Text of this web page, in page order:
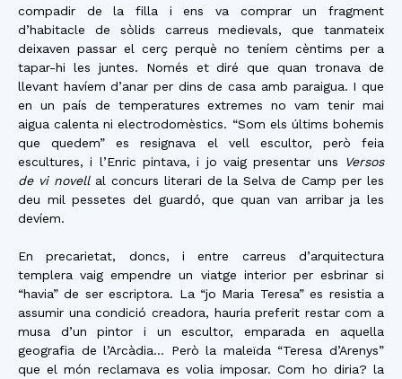
compadir de la filla i ens va comprar un fragment
d’habitacle de sòlids carreus medievals, que tanmateix
deixaven passar el cerç perquè no teníem cèntims per a
tapar-hi les juntes. Només et diré que quan tronava de
llevant havíem d’anar per dins de casa amb paraigua. I que
en un país de temperatures extremes no vam tenir mai
aigua calenta ni electrodomèstics. “Som els últims bohemis
que quedem” es resignava el vell escultor, però feia
escultures, i l’Enric pintava, i jo vaig presentar uns
Versos
de vi novellal concurs literari de la Selva de Camp per les
deu mil pessetes del guardó, que quan van arribar ja les
devíem.
En precarietat, doncs, i entre carreus d’arquitectura
templera vaig empendre un viatge interior per esbrinar si
“havia” de ser escriptora. La “jo Maria Teresa” es resistia a
assumir una condició creadora, hauria preferit restar com a
musa d’un pintor i un escultor, emparada en aquella
geografia de l’Arcàdia… Però la maleïda “Teresa d’Arenys”
que el món reclamava es volia imposar. Com ho diria? la